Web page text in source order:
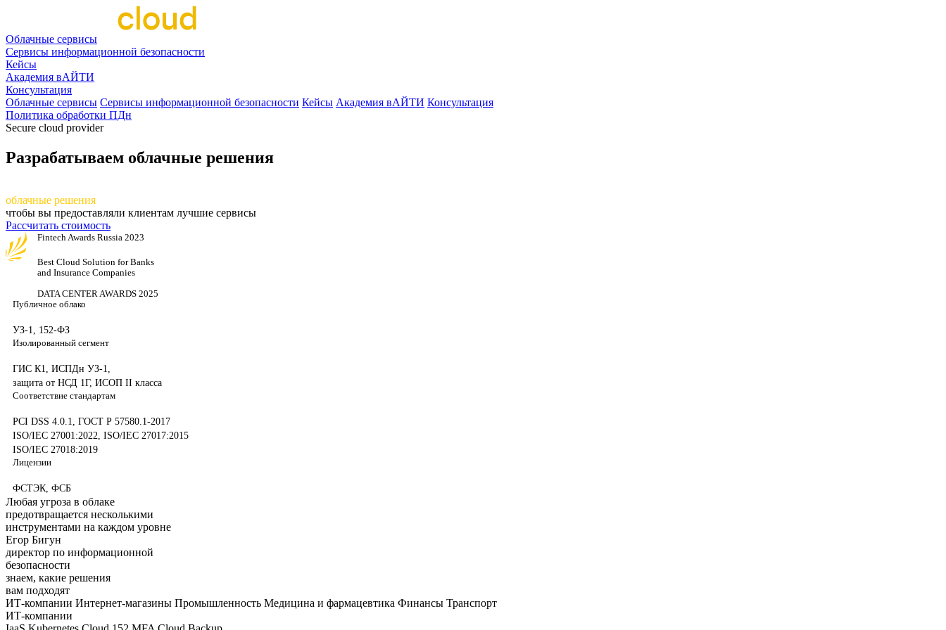
Облачные сервисы
Сервисы информационной безопасности
Кейсы
Академия вАЙТИ
Консультация
Облачные сервисы Сервисы информационной безопасности Кейсы Академия вАЙТИ Консультация
Политика обработки ПДн
Secure cloud provider
Разрабатываем облачные решения
облачные решения
чтобы вы предоставляли клиентам лучшие сервисы
Рассчитать стоимость
Fintech Awards Russia 2023
Best Cloud Solution for Banks
and Insurance Companies
DATA CENTER AWARDS 2025
Публичное облако
УЗ-1, 152-ФЗ
Изолированный сегмент
ГИС К1, ИСПДн УЗ-1,
защита от НСД 1Г, ИСОП II класса
Соответствие стандартам
PCI DSS 4.0.1, ГОСТ Р 57580.1-2017
ISO/IEC 27001:2022, ISO/IEC 27017:2015
ISO/IEC 27018:2019
Лицензии
ФСТЭК, ФСБ
Любая угроза в облаке
предотвращается несколькими
инструментами на каждом уровне
Егор Бигун
директор по информационной
безопасности
знаем, какие решения
вам подходят
ИТ-компании Интернет-магазины Промышленность Медицина и фармацевтика Финансы Транспорт
ИТ-компании